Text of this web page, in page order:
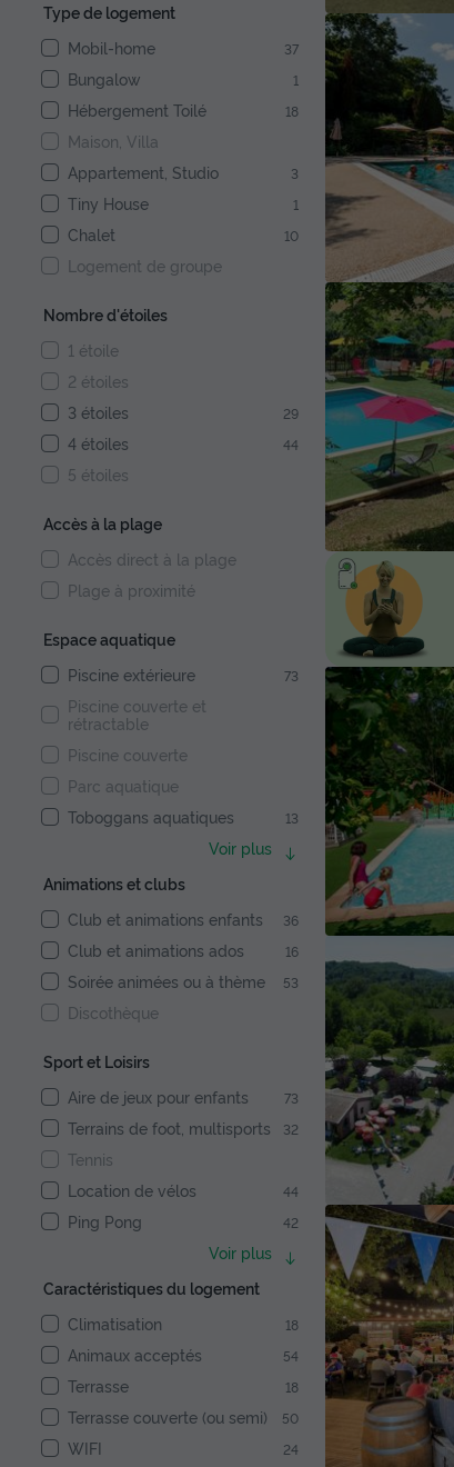
Type de logement
Mobil-home
37
Bungalow 1
Hébergement Toilé 18
Maison, Villa
Appartement, Studio
3
Tiny House 1
Chalet 10
Logement de groupe
Nombre d'étoiles
1 étoile
2 étoiles
3 étoiles
29
4 étoiles 44
5 étoiles
Accès à la plage
Accès direct à la plage
Plage à proximité
Espace aquatique
Piscine extérieure
73
Piscine couverte et
rétractable
Piscine couverte
Parc aquatique
Toboggans aquatiques
13
Voir plus
Animations et clubs
Club et animations enfants
36
Club et animations ados 16
Soirée animées ou à thème 53
Discothèque
Sport et Loisirs
Aire de jeux pour enfants
73
Terrains de foot, multisports 32
Tennis
Location de vélos
44
Ping Pong 42
Voir plus
Caractéristiques du logement
Climatisation
18
Animaux acceptés 54
Terrasse 18
Terrasse couverte (ou semi) 50
WIFI 24